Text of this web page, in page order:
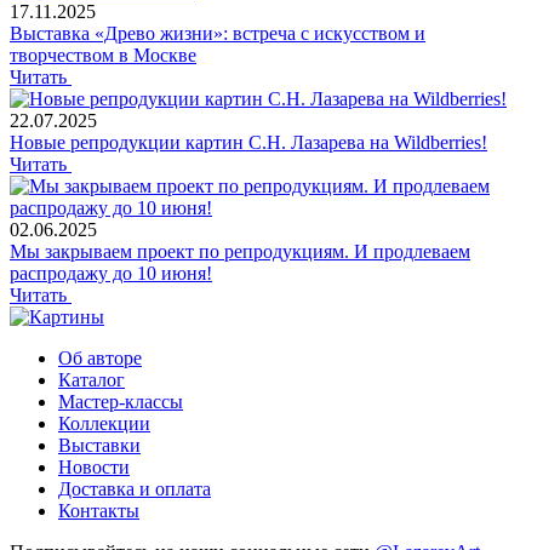
17.11.2025
Выставка «Древо жизни»: встреча с искусством и
творчеством в Москве
Читать
22.07.2025
Новые репродукции картин С.Н. Лазарева на Wildberries!
Читать
02.06.2025
Мы закрываем проект по репродукциям. И продлеваем
распродажу до 10 июня!
Читать
Об авторе
Каталог
Мастер-классы
Коллекции
Выставки
Новости
Доставка и оплата
Контакты